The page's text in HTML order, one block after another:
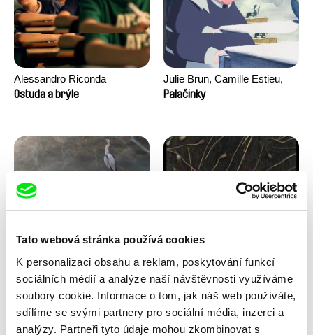
Tato webová stránka používá cookies
K personalizaci obsahu a reklam, poskytování funkcí
sociálních médií a analýze naší návštěvnosti využíváme
soubory cookie. Informace o tom, jak náš web používáte,
sdílíme se svými partnery pro sociální média, inzerci a
analýzy. Partneři tyto údaje mohou zkombinovat s
Alessandro Riconda
Ostuda a brýle
Julie Brun, Camille Estieu,
Jiamin Peng
Palačinky
Berrahma, Flore Dupont,
Laurie Estampes, Quentin
Nory, Hugo Potin
Pod ledem
(Přibylová)
Pohádka z cukřenky